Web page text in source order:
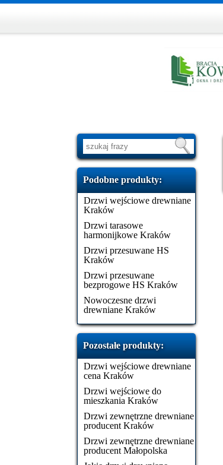
Podobne produkty:
Drzwi wejściowe drewniane
Kraków
Drzwi tarasowe
harmonijkowe Kraków
Drzwi przesuwane HS
Kraków
Drzwi przesuwane
bezprogowe HS Kraków
Nowoczesne drzwi
drewniane Kraków
Pozostałe produkty:
Drzwi wejściowe drewniane
cena Kraków
Drzwi wejściowe do
mieszkania Kraków
Drzwi zewnętrzne drewniane
producent Kraków
Drzwi zewnętrzne drewniane
producent Małopolska